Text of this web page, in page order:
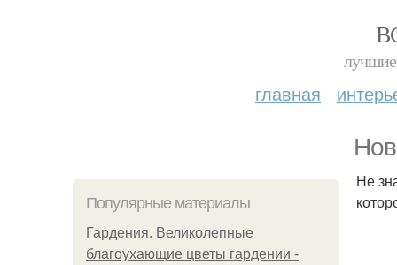
лучшие
главная
Популярные материалы
Гардения. Великолепные
благоухающие цветы гардении -
Не